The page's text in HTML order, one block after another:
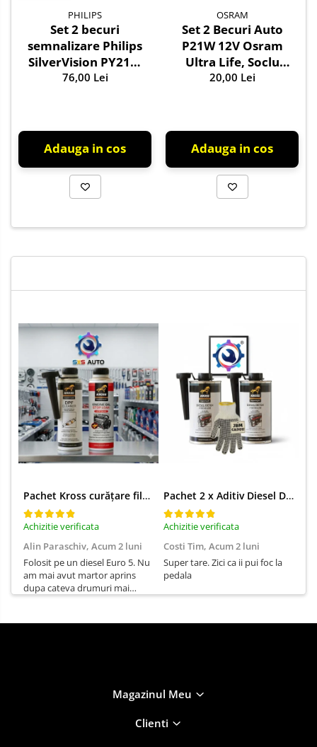
PHILIPS
Set 2 becuri
semnalizare Philips
SilverVision PY21W
BAU15s 12V 21W
76,00 Lei
Adauga in cos
OSRAM
Set 2 Becuri Auto
P21W 12V Osram
Ultra Life, Soclu
BA15s, Durata de
Marsarier
20,00 Lei
Adauga in cos
Pachet Kross curățare filtru particule DPF și etanșare ulei 250 ml + 250 ml
Achizitie verificata
Alin Paraschiv, Acum 2 luni
Folosit pe un diesel Euro 5. Nu
am mai avut martor aprins
dupa cateva drumuri mai
Pachet 2 x Aditiv Diesel Detox Premium Kross - Curățare Completă, +5 Puncte Cetanic & Protecție DPF/EGR
Achizitie verificata
Costi Tim, Acum 2 luni
Super tare. Zici ca ii pui foc la
pedala
Magazinul Meu
Clienti